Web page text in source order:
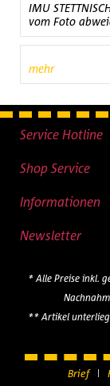
IMU
vom Foto
mehr
Service Hotline
Shop Service
Informationen
Newsletter
* Alle Preise inkl.
** Artikel
Brief